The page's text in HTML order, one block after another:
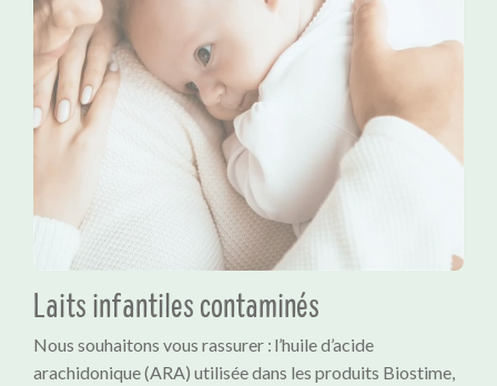
Laits infantiles contaminés
Nous souhaitons vous rassurer : l’huile d’acide
arachidonique (ARA) utilisée dans les produits Biostime,